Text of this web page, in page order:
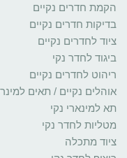
הקמת חדרים נקיים
בדיקות חדרים נקיים
ציוד לחדרים נקיים
ביגוד לחדר נקי
ריהוט לחדרים נקיים
אוהלים נקיים / תאים
תא למינארי נקי
מטליות לחדר נקי
ציוד מתכלה